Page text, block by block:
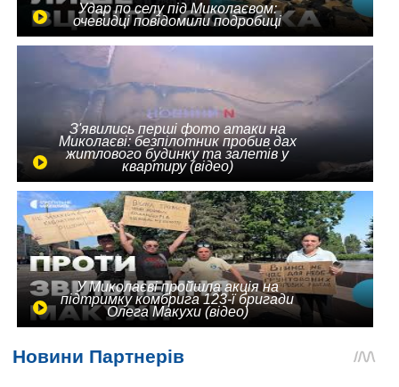
Удар по селу під Миколаєвом:
очевидці повідомили подробиці
З'явились перші фото атаки на
Миколаєві: безпілотник пробив дах
житлового будинку та залетів у
квартиру (відео)
У Миколаєві пройшла акція на
підтримку комбрига 123-ї бригади
Олега Макухи (відео)